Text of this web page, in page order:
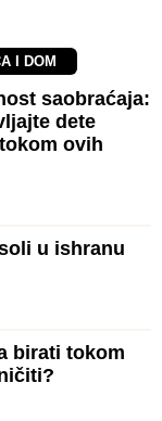
I DOM
saobraćaja:
dete
ovih
u ishranu
birati tokom